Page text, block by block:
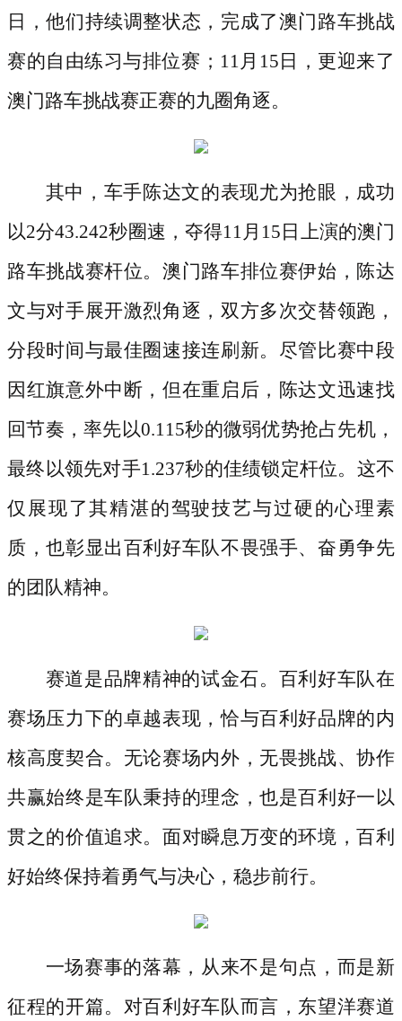
日，他们持续调整状态，完成了澳门路车挑战
赛的自由练习与排位赛；11月15日，更迎来了
澳门路车挑战赛正赛的九圈角逐。
其中，车手陈达文的表现尤为抢眼，成功
以2分43.242秒圈速，夺得11月15日上演的澳门
路车挑战赛杆位。澳门路车排位赛伊始，陈达
文与对手展开激烈角逐，双方多次交替领跑，
分段时间与最佳圈速接连刷新。尽管比赛中段
因红旗意外中断，但在重启后，陈达文迅速找
回节奏，率先以0.115秒的微弱优势抢占先机，
最终以领先对手1.237秒的佳绩锁定杆位。这不
仅展现了其精湛的驾驶技艺与过硬的心理素
质，也彰显出百利好车队不畏强手、奋勇争先
的团队精神。
赛道是品牌精神的试金石。百利好车队在
赛场压力下的卓越表现，恰与百利好品牌的内
核高度契合。无论赛场内外，无畏挑战、协作
共赢始终是车队秉持的理念，也是百利好一以
贯之的价值追求。面对瞬息万变的环境，百利
好始终保持着勇气与决心，稳步前行。
一场赛事的落幕，从来不是句点，而是新
征程的开篇。对百利好车队而言，东望洋赛道